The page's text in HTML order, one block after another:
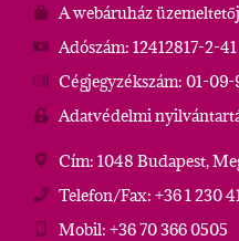
A webáruház
Adószám: 12412817-2-41
Cégjegyzékszám: 01-
Adatvédelmi
Cím: 1048 Budapest,
Telefon/Fax: +36 1 230
Mobil: +36 70 366 0505